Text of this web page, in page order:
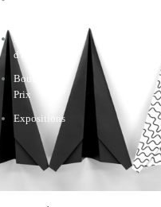
d'hiver
Bourses et
Prix
Expositions